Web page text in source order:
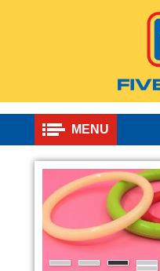
MENU